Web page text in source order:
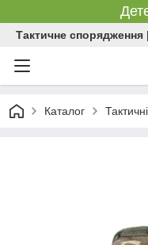
Тактичне спорядження
Каталог